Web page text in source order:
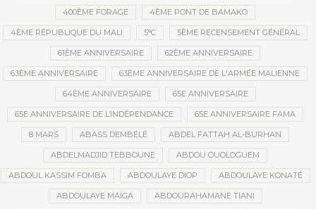
400ÈME FORAGE 4ÈME PONT DE BAMAKO
4ÈME RÉPUBLIQUE DU MALI 5°C 5ÈME RECENSEMENT GÉNÉRAL
61ÈME ANNIVERSAIRE 62ÈME ANNIVERSAIRE
63ÈME ANNIVERSAIRE 63ÈME ANNIVERSAIRE DE L'ARMÉE MALIENNE
64ÈME ANNIVERSAIRE 65E ANNIVERSAIRE
65E ANNIVERSAIRE DE L’INDÉPENDANCE 65E ANNIVERSAIRE FAMA
8 MARS ABASS DEMBÉLÉ ABDEL FATTAH AL-BURHAN
ABDELMADJID TEBBOUNE ABDOU OUOLOGUEM
ABDOUL KASSIM FOMBA ABDOULAYE DIOP ABDOULAYE KONATÉ
ABDOULAYE MAÏGA ABDOURAHAMANE TIANI